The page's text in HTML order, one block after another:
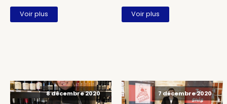
Voir plus Voir plus
8 décembre 2020 7 décembre 2020